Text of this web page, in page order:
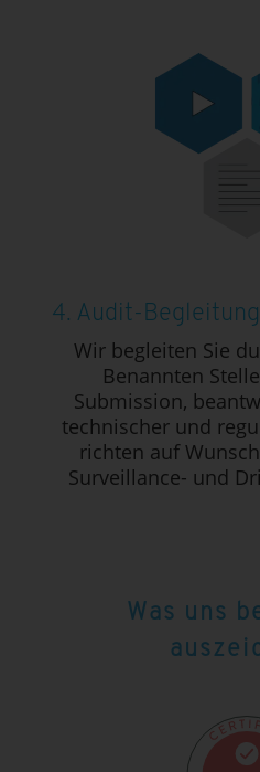
4. Audit-
Wir begleiten Sie
Benannten
Submission,
technischer und
richten auf
Surveillance- und
Was uns